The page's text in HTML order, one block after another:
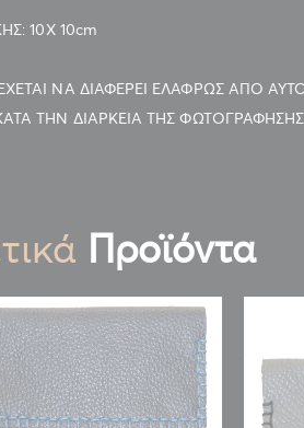
10Χ 10cm
ΝΑ ΔΙΑΦΕΡΕΙ ΕΛΑΦΡΩΣ ΑΠΟ
ΤΗΝ ΔΙΑΡΚΕΙΑ ΤΗΣ ΦΩΤOΓΡΑΦΗΣΗΣ.
Προϊόντα